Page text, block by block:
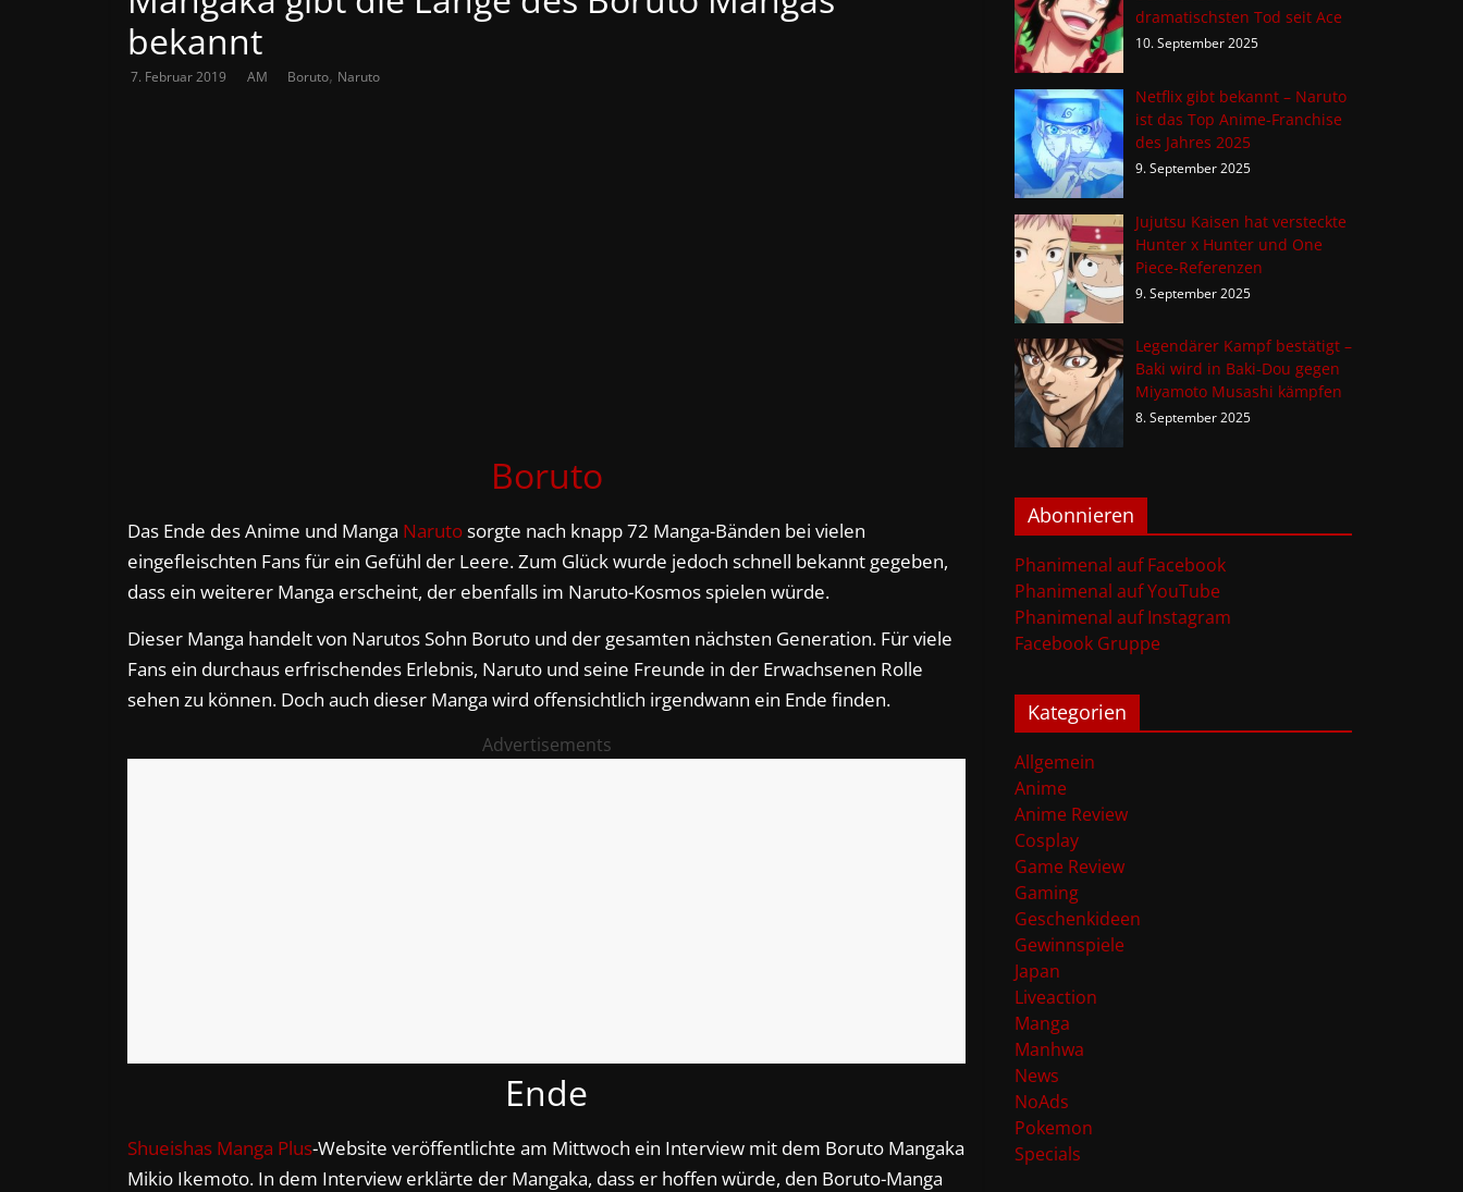
bekannt
7. Februar 2019 AM Boruto, Naruto
Boruto
Das Ende des Anime und Manga Narutosorgte nach knapp 72 Manga-Bänden bei vielen
eingefleischten Fans für ein Gefühl der Leere. Zum Glück wurde jedoch schnell bekannt gegeben,
dass ein weiterer Manga erscheint, der ebenfalls im Naruto-Kosmos spielen würde.
Dieser Manga handelt von Narutos Sohn Boruto und der gesamten nächsten Generation. Für viele
Fans ein durchaus erfrischendes Erlebnis, Naruto und seine Freunde in der Erwachsenen Rolle
sehen zu können. Doch auch dieser Manga wird offensichtlich irgendwann ein Ende finden.
Advertisements
Ende
Shueishas Manga Plus-Website veröffentlichte am Mittwoch ein Interview mit dem Boruto Mangaka
Mikio Ikemoto. In dem Interview erklärte der Mangaka, dass er hoffen würde, den Boruto-Manga
dramatischsten Tod seit Ace
10. September 2025
Netflix gibt bekannt – Naruto
ist das Top Anime-Franchise
des Jahres 2025
9. September 2025
Jujutsu Kaisen hat versteckte
Hunter x Hunter und One
Piece-Referenzen
9. September 2025
Legendärer Kampf bestätigt –
Baki wird in Baki-Dou gegen
Miyamoto Musashi kämpfen
8. September 2025
Abonnieren
Phanimenal auf Facebook
Phanimenal auf YouTube
Phanimenal auf Instagram
Facebook Gruppe
Kategorien
Allgemein
Anime
Anime Review
Cosplay
Game Review
Gaming
Geschenkideen
Gewinnspiele
Japan
Liveaction
Manga
Manhwa
News
NoAds
Pokemon
Specials